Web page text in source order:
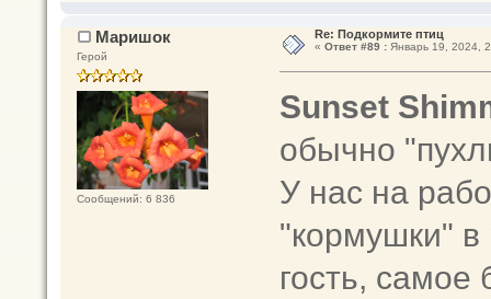
Маришок
Герой
Сообщений: 6 836
Re: Подкормите птиц
« Ответ #89 :Январь 19, 2024,
Sunset
обычно
У нас на
"кормушки" в
гость, самое